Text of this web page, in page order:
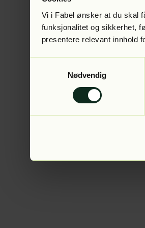
Vi i Fabel ønsker at du skal
funksjonalitet og sikkerhet,
presentere relevant innhold
Nødvendig
Application